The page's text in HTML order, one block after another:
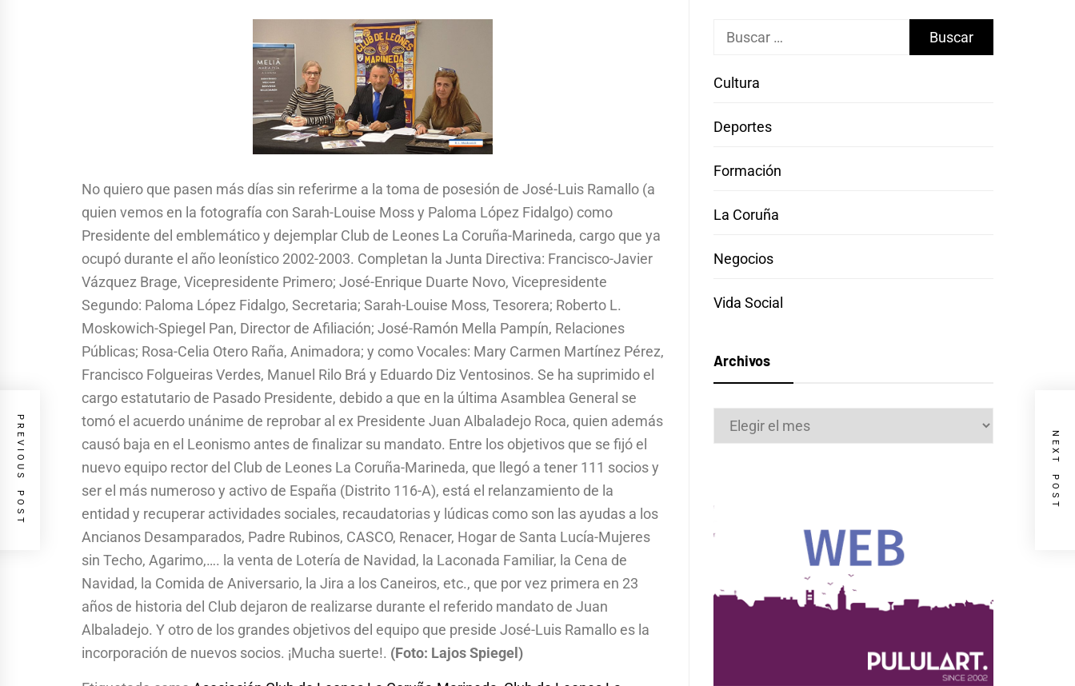
No quiero que pasen más días sin referirme a la toma de posesión de José-Luis Ramallo (a
quien vemos en la fotografía con Sarah-Louise Moss y Paloma López Fidalgo) como
Presidente del emblemático y dejemplar Club de Leones La Coruña-Marineda, cargo que ya
ocupó durante el año leonístico 2002-2003. Completan la Junta Directiva: Francisco-Javier
Vázquez Brage, Vicepresidente Primero; José-Enrique Duarte Novo, Vicepresidente
Segundo: Paloma López Fidalgo, Secretaria; Sarah-Louise Moss, Tesorera; Roberto L.
Moskowich-Spiegel Pan, Director de Afiliación; José-Ramón Mella Pampín, Relaciones
Públicas; Rosa-Celia Otero Raña, Animadora; y como Vocales: Mary Carmen Martínez Pérez,
Francisco Folgueiras Verdes, Manuel Rilo Brá y Eduardo Diz Ventosinos. Se ha suprimido el
cargo estatutario de Pasado Presidente, debido a que en la última Asamblea General se
tomó el acuerdo unánime de reprobar al ex Presidente Juan Albaladejo Roca, quien además
causó baja en el Leonismo antes de finalizar su mandato. Entre los objetivos que se fijó el
nuevo equipo rector del Club de Leones La Coruña-Marineda, que llegó a tener 111 socios y
ser el más numeroso y activo de España (Distrito 116-A), está el relanzamiento de la
entidad y recuperar actividades sociales, recaudatorias y lúdicas como son las ayudas a los
Ancianos Desamparados, Padre Rubinos, CASCO, Renacer, Hogar de Santa Lucía-Mujeres
sin Techo, Agarimo,…. la venta de Lotería de Navidad, la Laconada Familiar, la Cena de
Navidad, la Comida de Aniversario, la Jira a los Caneiros, etc., que por vez primera en 23
años de historia del Club dejaron de realizarse durante el referido mandato de Juan
Albaladejo. Y otro de los grandes objetivos del equipo que preside José-Luis Ramallo es la
incorporación de nuevos socios. ¡Mucha suerte!. (Foto: Lajos Spiegel)
PREVIOUS POST NEXT POST
Buscar:
Cultura
Deportes
Formación
La Coruña
Negocios
Vida Social
Archivos
Archivos